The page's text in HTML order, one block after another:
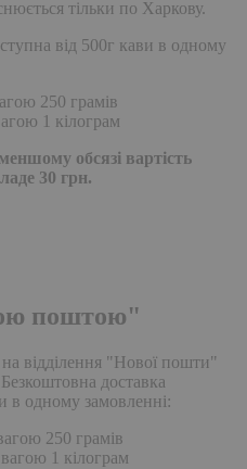
тільки по Харкову.
від 500г кави в одному
250 грамів
1 кілограм
обсязі вартість
30 грн.
поштою"
на відділення "Нової пошти"
доставка
в одному замовленні:
250 грамів
1 кілограм